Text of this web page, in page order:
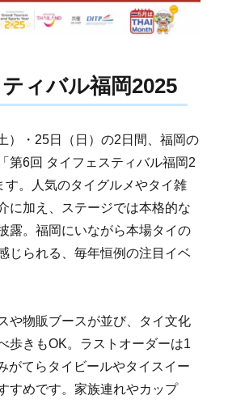
ィバル福岡2025
）・25日（日）の2日間、福岡の
第6回 タイフェスティバル福岡2
す。人気のタイグルメやタイ雑
に加え、ステージでは本格的な
露。福岡にいながら本場タイの
じられる、毎年恒例の注目イベ
や物販ブースが並び、タイ文化
歩きもOK。ラストオーダーは1
がてらタイビールやタイスイー
すめです。家族連れやカップ